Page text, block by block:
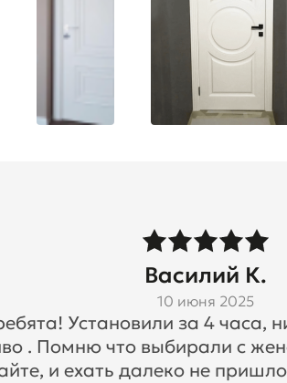
Василий К.
10 июня 2025
Установили за 4 часа,
. Помню что выбирали с
и ехать далеко не